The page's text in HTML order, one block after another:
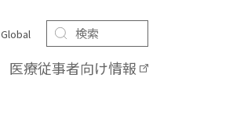
医療従事者向け情報
Global